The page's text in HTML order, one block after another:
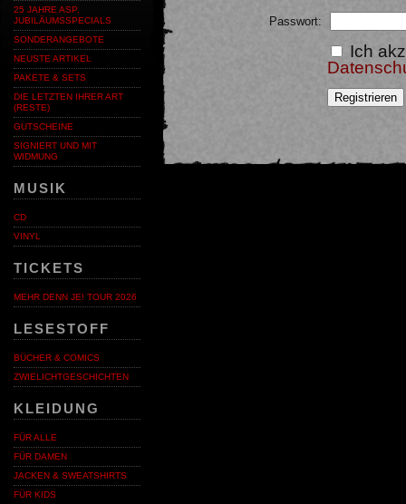
25 JAHRE ASP.
JUBILÄUMSSPECIALS
SONDERANGEBOTE
NEUSTE ARTIKEL
PAKETE & SETS
DIE LETZTEN IHRER ART
(RESTE)
GUTSCHEINE
SIGNIERT UND MIT
WIDMUNG
MUSIK
CD
VINYL
TICKETS
MEHR DENN JE! TOUR 2026
LESESTOFF
BÜCHER & COMICS
ZWIELICHTGESCHICHTEN
KLEIDUNG
FÜR ALLE
FÜR DAMEN
JACKEN & SWEATSHIRTS
FÜR KIDS
Passwort:
Ich
Registrieren